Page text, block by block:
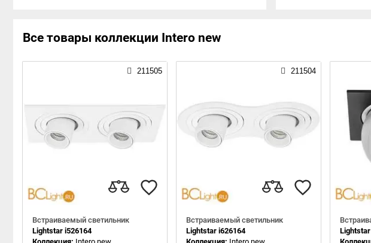
Все товары коллекции Intero new
211505
Встраиваемый светильник
Lightstar i526164
211504
Встраиваемый светильник
Lightstar i626164